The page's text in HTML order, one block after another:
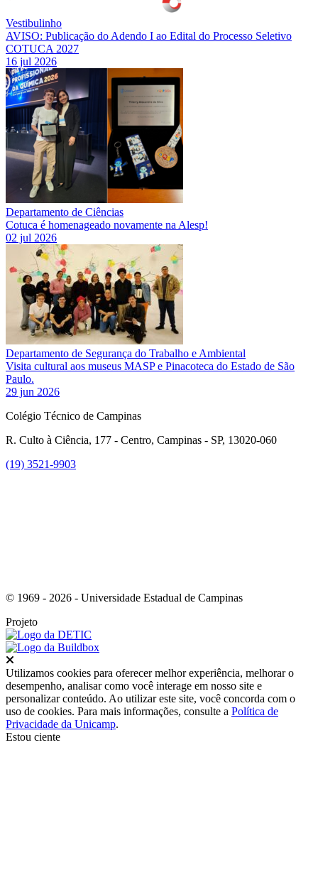
Vestibulinho
AVISO: Publicação do Adendo I ao Edital do Processo Seletivo
COTUCA 2027
16 jul 2026
Departamento de Ciências
Cotuca é homenageado novamente na Alesp!
02 jul 2026
Departamento de Segurança do Trabalho e Ambiental
Visita cultural aos museus MASP e Pinacoteca do Estado de São
Paulo.
29 jun 2026
Colégio Técnico de Campinas
R. Culto à Ciência, 177 - Centro, Campinas - SP, 13020-060
(19) 3521-9903
© 1969 - 2026 - Universidade Estadual de Campinas
Projeto
Utilizamos cookies para oferecer melhor experiência, melhorar o
desempenho, analisar como você interage em nosso site e
personalizar conteúdo. Ao utilizar este site, você concorda com o
uso de cookies. Para mais informações, consulte a Política de
Privacidade da Unicamp.
Estou ciente